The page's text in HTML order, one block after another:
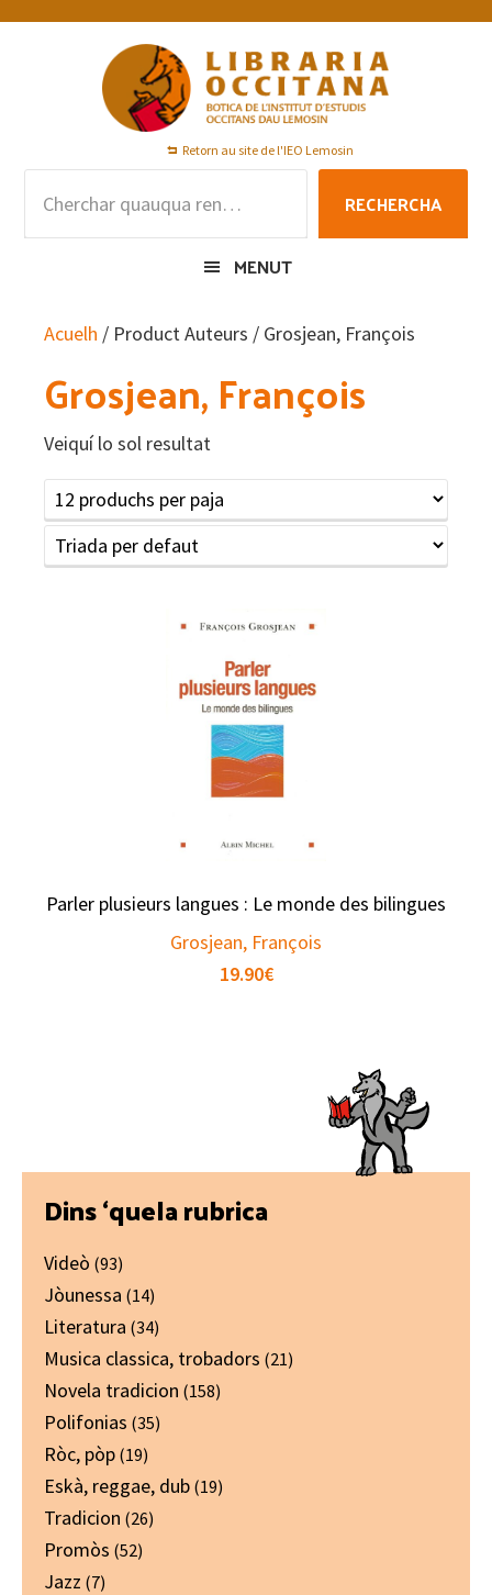
Skip
Skip
Skip
Retorn au site de l'IEO Lemosin
RECHERCHA
MENUT
Acuelh / Product Auteurs / Grosjean, François
Grosjean, François
Veiquí lo sol resultat
Parler plusieurs langues : Le monde des bilingues
Grosjean, François
19.90€
Primary
Sidebar
Dins ‘quela rubrica
Videò (93)
Jòunessa (14)
Literatura (34)
Musica classica, trobadors (21)
Novela tradicion (158)
Polifonias (35)
Ròc, pòp (19)
Eskà, reggae, dub (19)
Tradicion (26)
Promòs (52)
Jazz (7)